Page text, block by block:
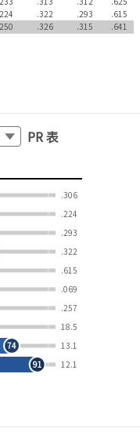
PR 表
.306
.224
.293
.322
.615
.069
.257
18.5
13.1
74
12.1
91